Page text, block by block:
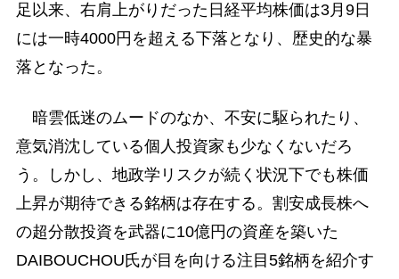
足以来、右肩上がりだった日経平均株価は3月9日
には一時4000円を超える下落となり、歴史的な暴
落となった。
暗雲低迷のムードのなか、不安に駆られたり、
意気消沈している個人投資家も少なくないだろ
う。しかし、地政学リスクが続く状況下でも株価
上昇が期待できる銘柄は存在する。割安成長株へ
の超分散投資を武器に10億円の資産を築いた
DAIBOUCHOU氏が目を向ける注目5銘柄を紹介す